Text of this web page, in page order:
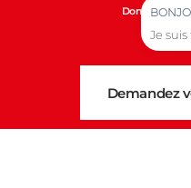
Données
Demandez
Je